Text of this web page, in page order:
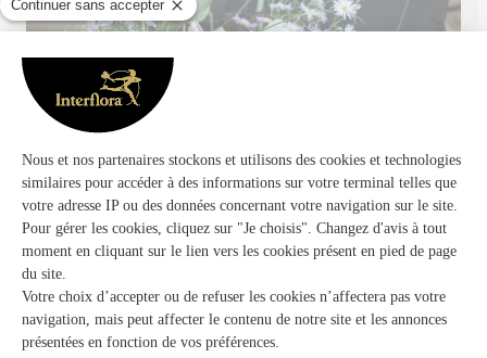
Art Floral, Vassel Wattier
Louvroil
104, route d'Avesnes
Voir la boutique